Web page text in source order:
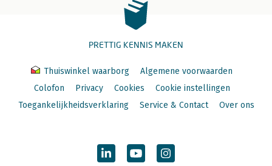
PRETTIG KENNIS MAKEN
Thuiswinkel waarborg
Algemene voorwaarden
Colofon
Privacy Cookies
Cookie instellingen
Toegankelijkheidsverklaring
Service & Contact Over ons